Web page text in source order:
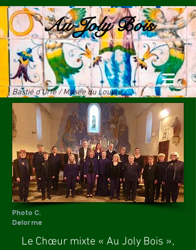
Au Joly Bois
Bastié d'Urfé / Musée du Louvre
Photo C.
Delorme
Le Chœur mixte « Au Joly Bois »,